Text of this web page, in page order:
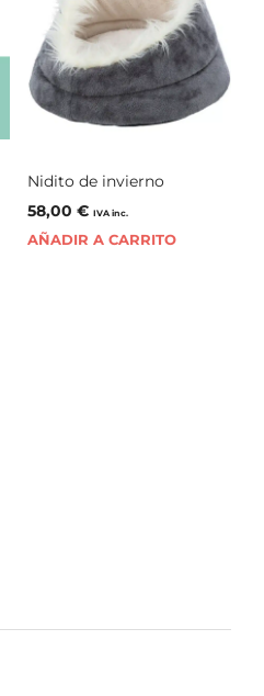
Nidito de invierno
58,00 € IVA inc.
AÑADIR A CARRITO